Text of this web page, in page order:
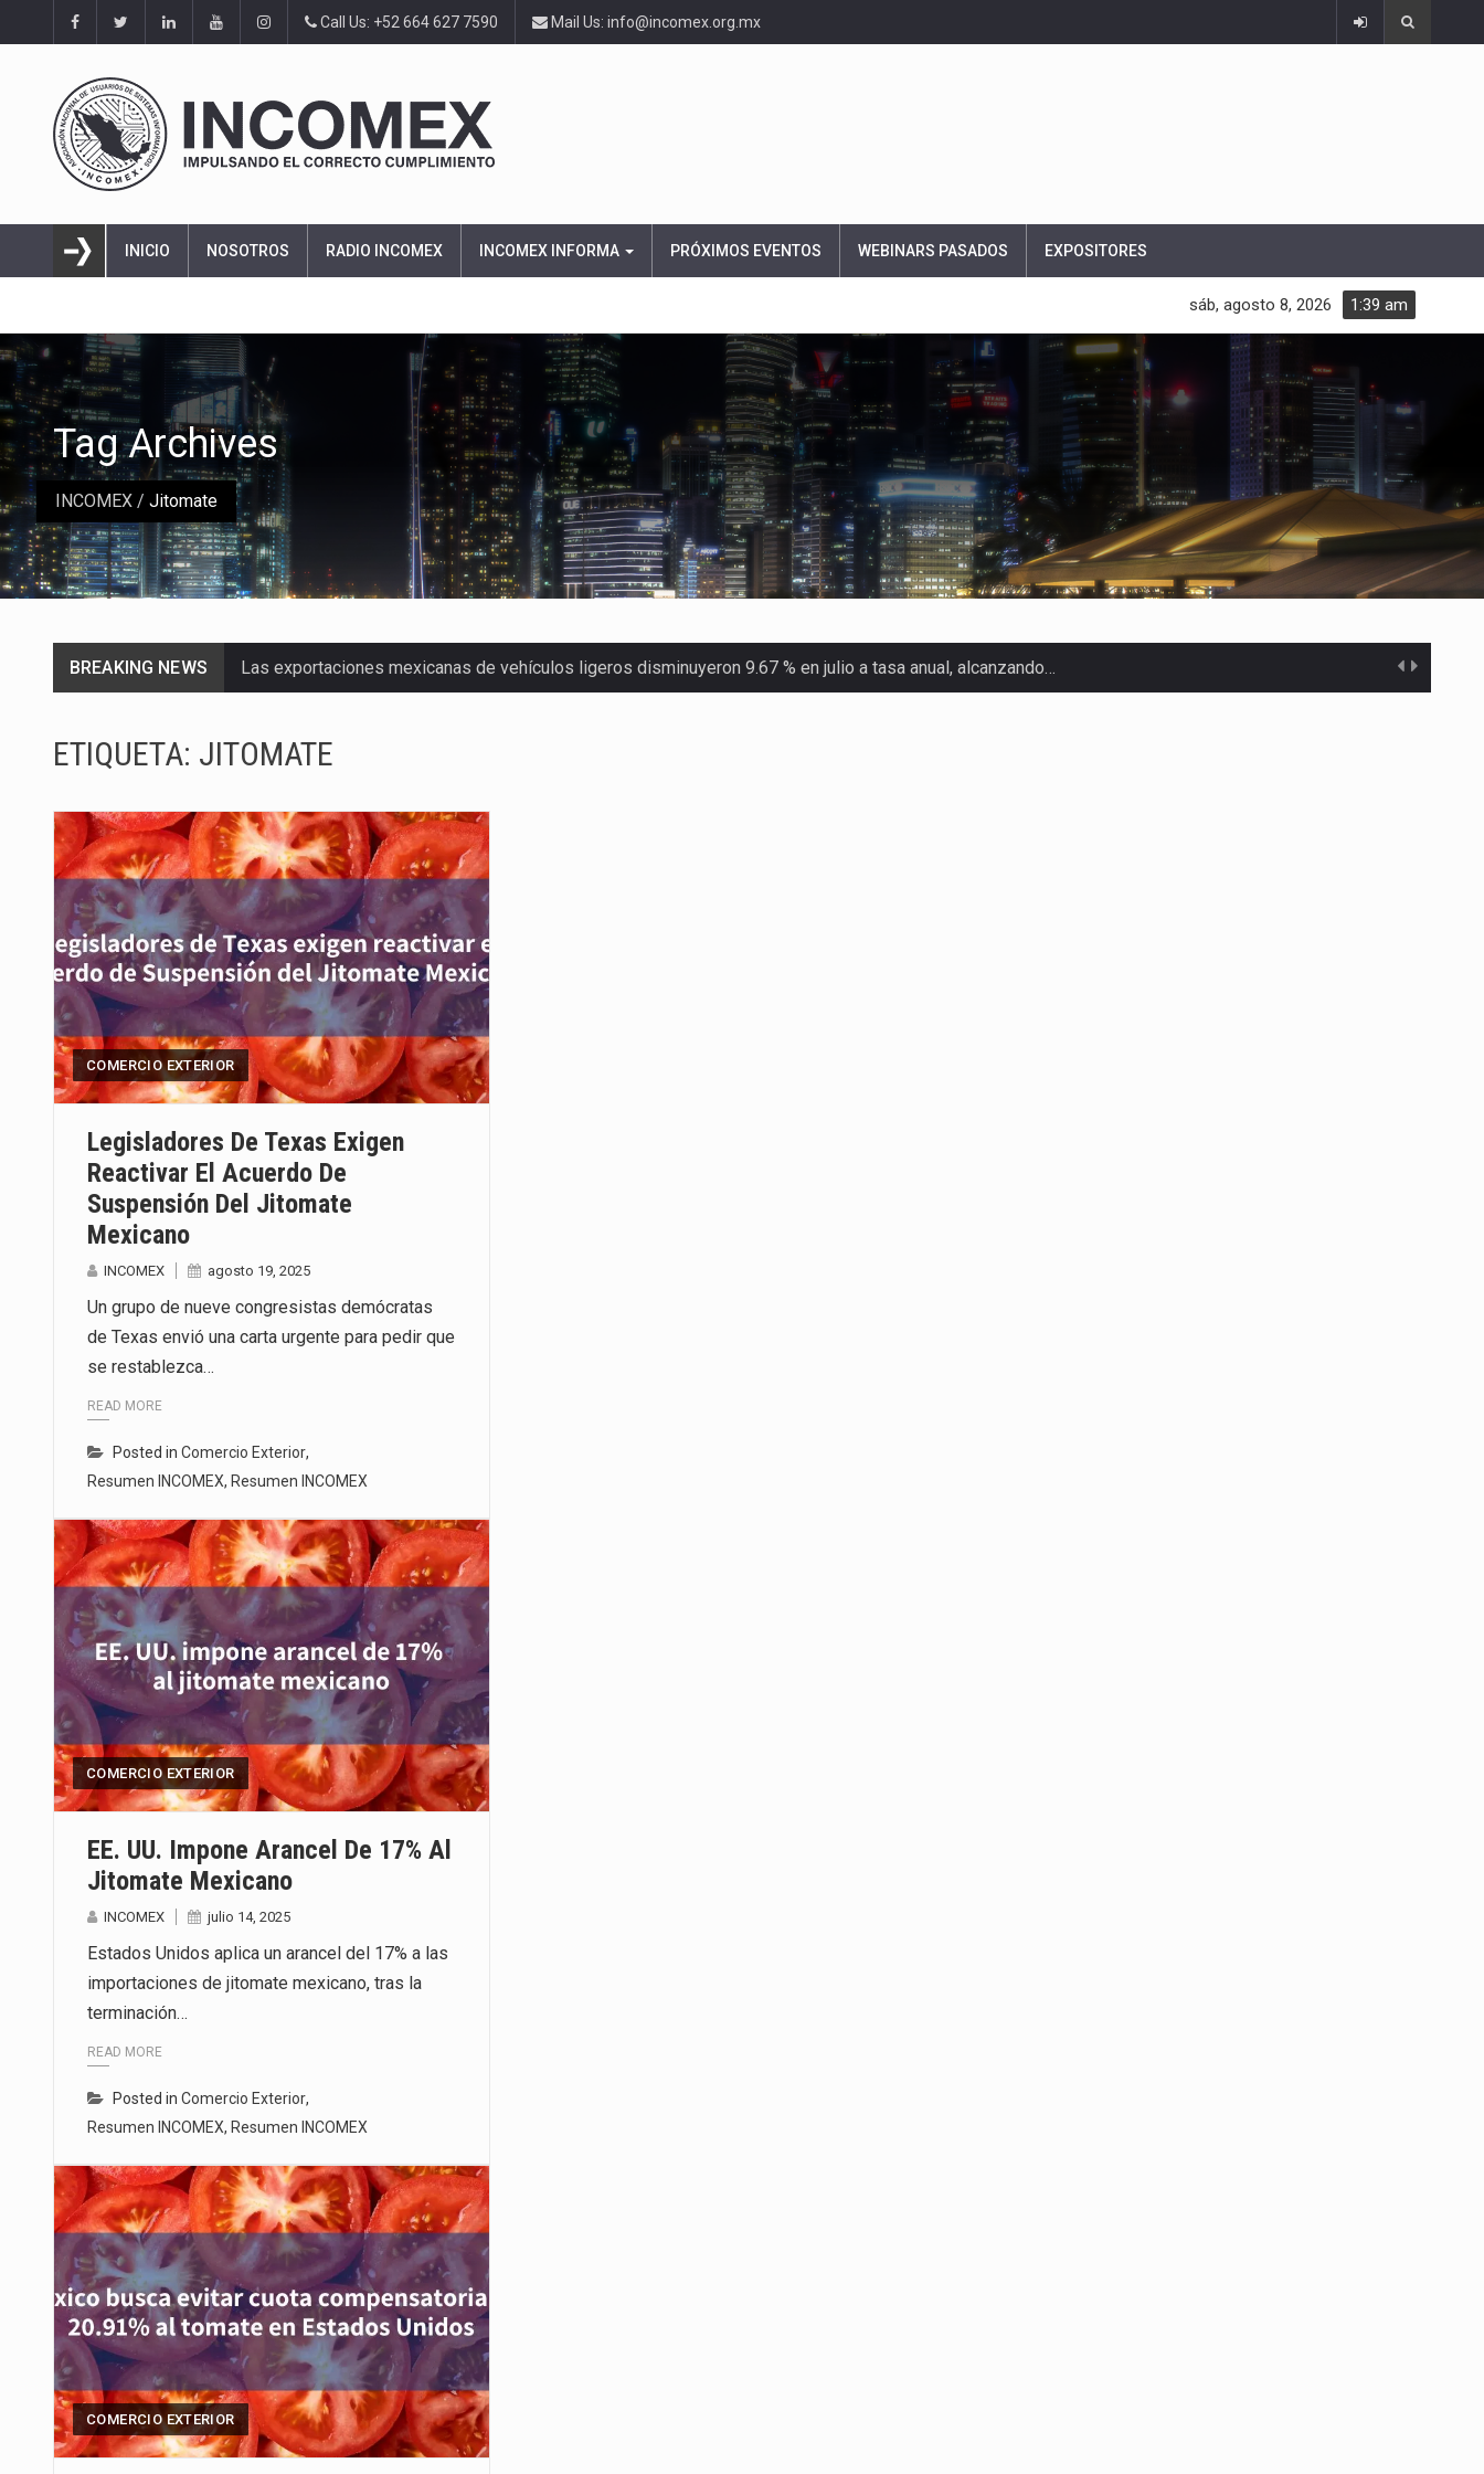
Call Us: +52 664 627 7590 Mail Us: info@incomex.org.mx
INICIO NOSOTROS RADIO INCOMEX INCOMEX INFORMA PRÓXIMOS EVENTOS WEBINARS PASADOS EXPOSITORES
1:39 am
sáb, agosto 8, 2026
INCOMEX / Jitomate
Tag Archives
BREAKING NEWS Las exportaciones mexicanas de vehículos ligeros disminuyeron 9.67 % en julio a tasa anual, alcanzando…
La Coalition for a Prosperous America (CPA) solicitó al gobierno de Estados Unidos mantener e…
Solo el 17.8 % de las empresas en México se considera totalmente preparada para la…
Ante la suspensión temporal de las inspecciones sanitarias del Departamento de Agricultura de Estados Unidos…
Los créditos fiscales determinados a empresas IMMEX rara vez nacen de una interpretación equivocada de…
La industria automotriz mexicana concentra más de la mitad de las quejas bajo el Mecanismo…
La inversión fija bruta en México registró un aumento de 1.1% interanual en mayo de…
El gobierno de Estados Unidos anunciará un arancel del 15 % sobre los productos fabricados…
ETIQUETA: JITOMATE
COMERCIO EXTERIOR
Legisladores De Texas Exigen
Reactivar El Acuerdo De
Suspensión Del Jitomate
Mexicano
INCOMEX agosto 19, 2025
Un grupo de nueve congresistas demócratas
de Texas envió una carta urgente para pedir que
se restablezca…
READ MORE
Posted in Comercio Exterior,
Resumen INCOMEX, Resumen INCOMEX
COMERCIO EXTERIOR
EE. UU. Impone Arancel De 17% Al
Jitomate Mexicano
INCOMEX julio 14, 2025
Estados Unidos aplica un arancel del 17% a las
importaciones de jitomate mexicano, tras la
terminación…
READ MORE
Posted in Comercio Exterior,
Resumen INCOMEX, Resumen INCOMEX
COMERCIO EXTERIOR